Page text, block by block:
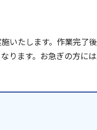
いたします。作業完了
ります。お急ぎの方に